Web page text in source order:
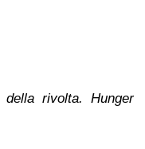
rivolta. Hunger